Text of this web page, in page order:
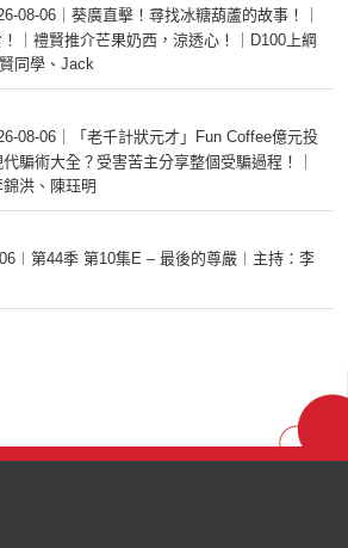
08-06｜葵廣直擊！尋找冰糖葫蘆的故事！｜
｜禮賢推介芒果奶西，涼透心！｜D100上綱
同學、Jack
08-06｜「老千計狀元才」Fun Coffee億元投
騙術大全？受害苦主分享整個受騙過程！｜
洪、陳珏明
第44季 第10集E – 最後的尊嚴︱主持：李